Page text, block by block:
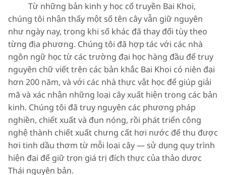
Từ những bản kinh y học cổ truyền Bai Khoi,
chúng tôi nhận thấy một số tên cây vẫn giữ nguyên
như ngày nay, trong khi số khác đã thay đổi tùy theo
từng địa phương. Chúng tôi đã hợp tác với các nhà
ngôn ngữ học từ các trường đại học hàng đầu để truy
nguyên chữ viết trên các bản khắc Bai Khoi có niên đại
hơn 200 năm, và với các nhà thực vật học để giúp giải
mã và xác nhận những loại cây xuất hiện trong các bản
kinh. Chúng tôi đã truy nguyên các phương pháp
nghiền, chiết xuất và đun nóng, rồi phát triển công
nghệ thành chiết xuất chưng cất hơi nước để thu được
hơi tinh dầu thơm từ mỗi loại cây — sử dụng quy trình
hiện đại để giữ trọn giá trị đích thực của thảo dược
Thái nguyên bản.